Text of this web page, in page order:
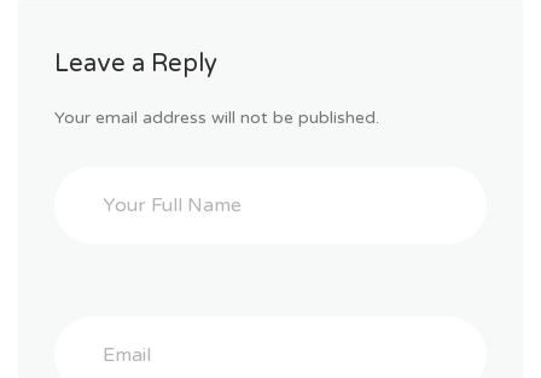
Leave a Reply
Your email address will not be published.